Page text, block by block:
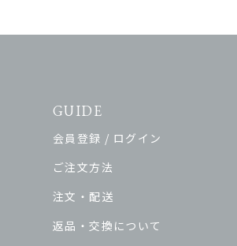
GUIDE
会員登録 / ログイン
ご注文方法
注文・配送
返品・交換について